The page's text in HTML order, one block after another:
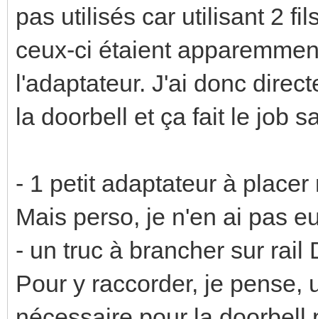
pas utilisés car utilisant 2
ceux-ci étaient
l'adaptateur. J'ai donc
la doorbell et ça fait le job
- 1 petit adaptateur à
Mais perso, je n'en ai pas
- un truc à brancher sur rail
Pour y raccorder, je pense,